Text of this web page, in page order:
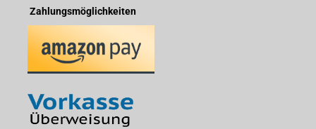
Zahlungsmöglichkeiten